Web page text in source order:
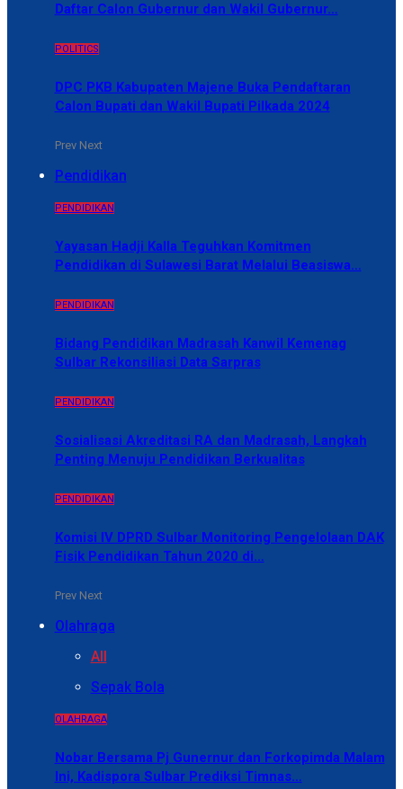
Daftar Calon Gubernur dan Wakil Gubernur…
POLITICS
DPC PKB Kabupaten Majene Buka Pendaftaran
Calon Bupati dan Wakil Bupati Pilkada 2024
Prev Next
Pendidikan
PENDIDIKAN
Yayasan Hadji Kalla Teguhkan Komitmen
Pendidikan di Sulawesi Barat Melalui Beasiswa…
PENDIDIKAN
Bidang Pendidikan Madrasah Kanwil Kemenag
Sulbar Rekonsiliasi Data Sarpras
PENDIDIKAN
Sosialisasi Akreditasi RA dan Madrasah, Langkah
Penting Menuju Pendidikan Berkualitas
PENDIDIKAN
Komisi IV DPRD Sulbar Monitoring Pengelolaan DAK
Fisik Pendidikan Tahun 2020 di…
Prev Next
Olahraga
All
Sepak Bola
OLAHRAGA
Nobar Bersama Pj Gunernur dan Forkopimda Malam
Ini, Kadispora Sulbar Prediksi Timnas…